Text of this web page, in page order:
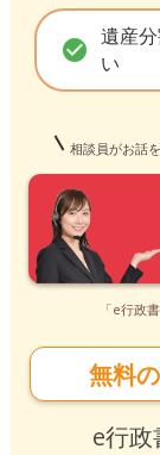
check_circle 遺産
い
相談員がお話
「e行政
無料
e行